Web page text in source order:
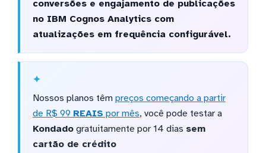
conversões e engajamento de publicações
no IBM Cognos Analytics com
atualizações em frequência configurável.
Nossos planos têm preços começando a partir
de R$ 99 REAIS por mês, você pode testar a
Kondadogratuitamente por 14 dias sem
cartão de crédito